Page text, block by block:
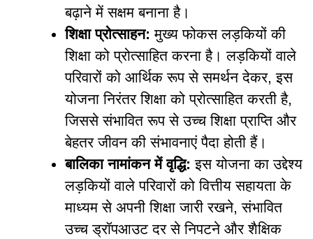
बढ़ाने में सक्षम बनाना है।
शिक्षा प्रोत्साहन:मुख्य फोकस लड़कियों की
शिक्षा को प्रोत्साहित करना है। लड़कियों वाले
परिवारों को आर्थिक रूप से समर्थन देकर, इस
योजना निरंतर शिक्षा को प्रोत्साहित करती है,
जिससे संभावित रूप से उच्च शिक्षा प्राप्ति और
बेहतर जीवन की संभावनाएं पैदा होती हैं।
बालिका नामांकन में वृद्धि: इस योजना का उद्देश्य
लड़कियों वाले परिवारों को वित्तीय सहायता के
माध्यम से अपनी शिक्षा जारी रखने, संभावित
उच्च ड्रॉपआउट दर से निपटने और शैक्षिक